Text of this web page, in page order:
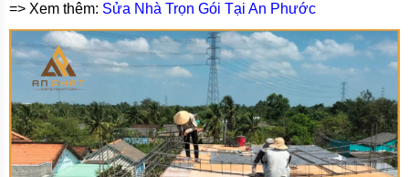
=> Xem thêm: Sửa Nhà Trọn Gói Tại An Phước